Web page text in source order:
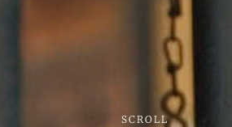
SCROLL